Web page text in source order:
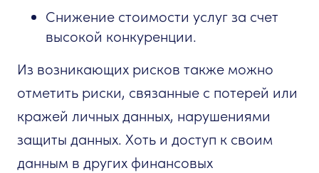
Снижение стоимости услуг за счет
высокой конкуренции.
Из возникающих рисков также можно
отметить риски, связанные с потерей или
кражей личных данных, нарушениями
защиты данных. Хоть и доступ к своим
данным в других финансовых